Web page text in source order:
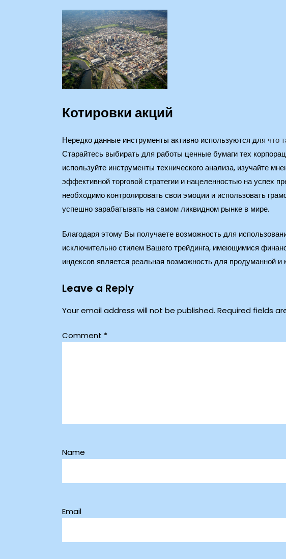
Котировки акций
Нередко данные инструменты активно используются для что
Старайтесь выбирать для работы ценные бумаги тех
используйте инструменты технического анализа, изучайте
эффективной торговой стратегии и нацеленностью на успех
необходимо контролировать свои эмоции и использовать
успешно зарабатывать на самом ликвидном рынке в мире.
Благодаря этому Вы получаете возможность для
исключительно стилем Вашего трейдинга, имеющимися
индексов является реальная возможность для продуманной
Leave a Reply
Your email address will not be published. Required fields
Comment *
Name
Email